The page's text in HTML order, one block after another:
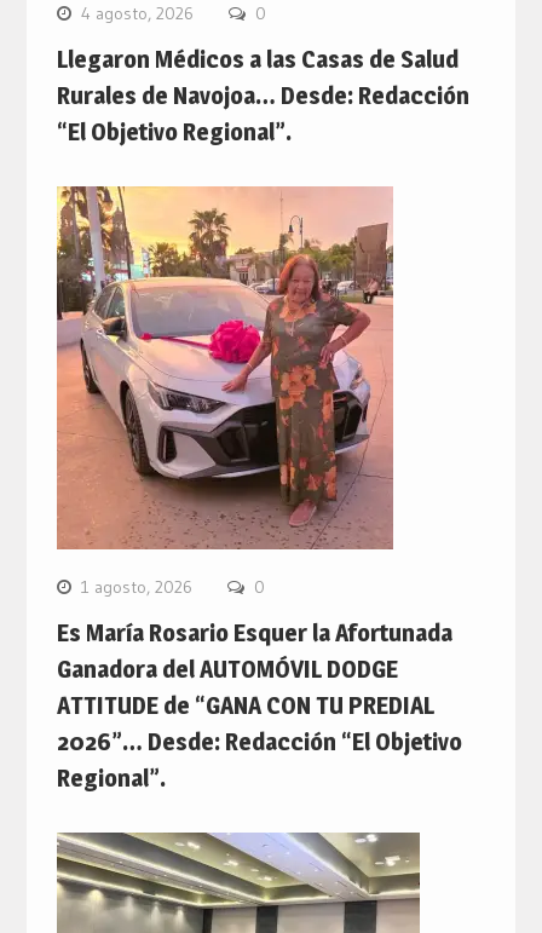
4 agosto, 2026 0
Llegaron Médicos a las Casas de Salud
Rurales de Navojoa… Desde: Redacción
“El Objetivo Regional”.
1 agosto, 2026 0
Es María Rosario Esquer la Afortunada
Ganadora del AUTOMÓVIL DODGE
ATTITUDE de “GANA CON TU PREDIAL
2026”… Desde: Redacción “El Objetivo
Regional”.